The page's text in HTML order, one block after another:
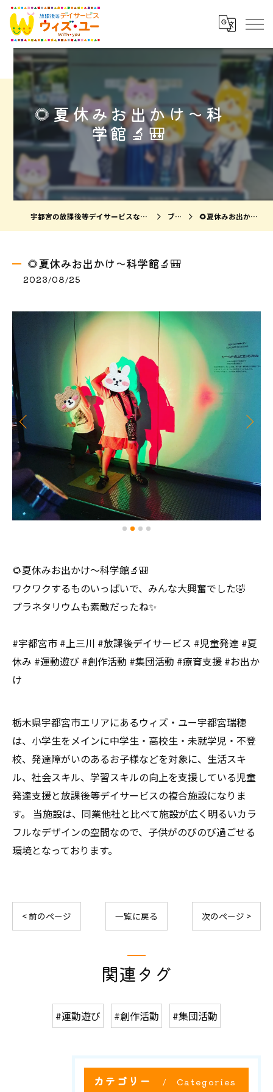
🌻夏休みお出かけ〜科
学館🔬🎒
宇都宮の放課後等デイサービスならウィズ・ユー宇都宮瑞穂 ブログ 🌻夏休みお出かけ〜科学館🔬🎒
🌻夏休みお出かけ〜科学館🔬🎒
2023/08/25
🌻夏休みお出かけ〜科学館🔬🎒
ワクワクするものいっぱいで、みんな大興奮でした🤣
プラネタリウムも素敵だったね✨
#宇都宮市 #上三川 #放課後デイサービス #児童発達 #夏
休み #運動遊び #創作活動 #集団活動 #療育支援 #お出か
け
栃木県宇都宮市エリアにあるウィズ・ユー宇都宮瑞穂
は、小学生をメインに中学生・高校生・未就学児・不登
校、発達障がいのあるお子様などを対象に、生活スキ
ル、社会スキル、学習スキルの向上を支援している児童
発達支援と放課後等デイサービスの複合施設になりま
す。 当施設は、同業他社と比べて施設が広く明るいカラ
フルなデザインの空間なので、子供がのびのび過ごせる
環境となっております。
< 前のページ 一覧に戻る 次のページ >
関連タグ
#運動遊び #創作活動 #集団活動
カテゴリー Categories